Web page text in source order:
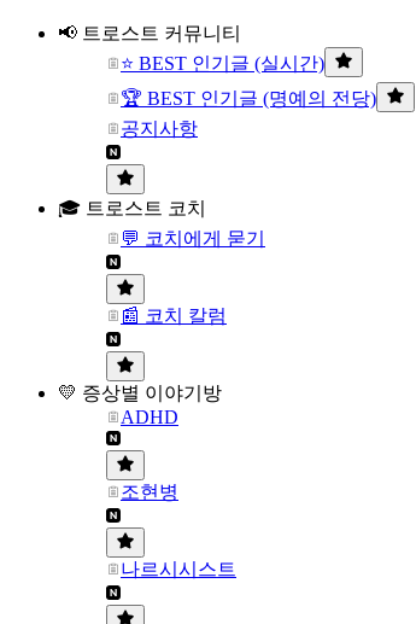
📢 트로스트 커뮤니티
⭐ BEST 인기글 (실시간)
🏆 BEST 인기글 (명예의 전당)
공지사항
🎓 트로스트 코치
💬 코치에게 묻기
📰 코치 칼럼
💛 증상별 이야기방
ADHD
조현병
나르시시스트